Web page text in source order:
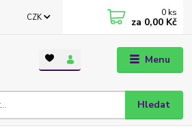
Menu
CZK
Hledat
0 ks
za 0,00 Kč